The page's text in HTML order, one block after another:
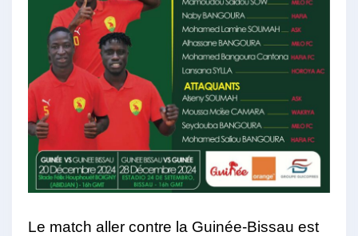
Le match aller contre la Guinée-Bissau est